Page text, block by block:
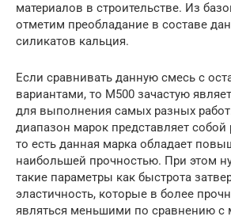
материалов в строительстве. Из
отметим преобладание в составе
силикатов кальция.
Если сравнивать данную смесь с
вариантами, то М500 зачастую
для выполнения самых разных
диапазон марок представляет собой
то есть данная марка обладает
наибольшей прочностью. При этом
такие параметры как быстрота
эластичность, которые в более
являться меньшими по сравнению с